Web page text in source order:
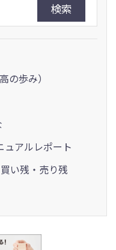
検索
の歩み）
ュアルレポート
い残・売り残